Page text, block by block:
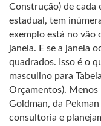
Construção) de
estadual, tem
exemplo está no vão
janela. E se a janela
quadrados. Isso é o
masculino para
Orçamentos).
Goldman, da
consultoria e